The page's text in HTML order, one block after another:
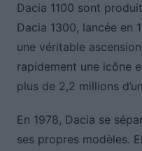
Dacia 1100 sont
Dacia 1300, lancée en
une véritable
rapidement une icône
plus de 2,2 millions
En 1978, Dacia se
ses propres modèles.